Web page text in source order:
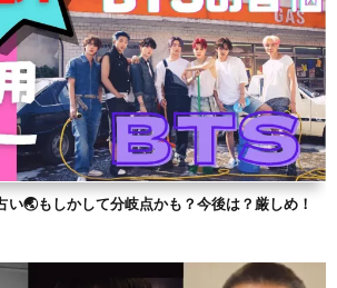
い🌏もしかして分岐点かも？今後は？厳しめ！